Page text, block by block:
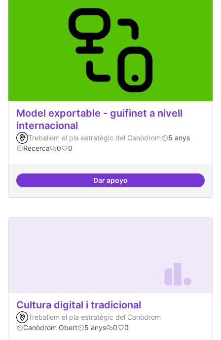
Model exportable - guifinet a nivell
internacional
Treballem el pla estratègic del Canòdrom
5 anys
Recerca
0 0
Dar apoyoModel exportable - guifinet a
Cultura digital i tradicional
Treballem el pla estratègic del Canòdrom
Canòdrom Obert
5 anys 0 0